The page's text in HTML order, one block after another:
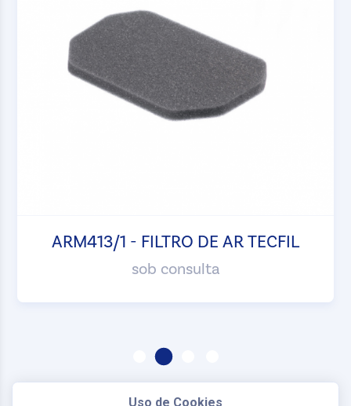
ARM413/1 - FILTRO DE AR TECFIL
sob consulta
Uso de Cookies